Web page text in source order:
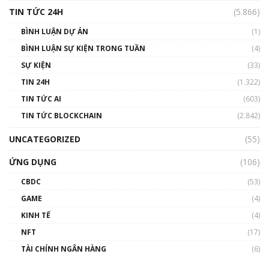
TIN TỨC 24H
(5.866)
BÌNH LUẬN DỰ ÁN
(1)
BÌNH LUẬN SỰ KIỆN TRONG TUẦN
(4)
SỰ KIỆN
(33)
TIN 24H
(1.322)
TIN TỨC AI
(603)
TIN TỨC BLOCKCHAIN
(2.842)
UNCATEGORIZED
(55)
ỨNG DỤNG
(106)
CBDC
(53)
GAME
(4)
KINH TẾ
(4)
NFT
(17)
TÀI CHÍNH NGÂN HÀNG
(6)